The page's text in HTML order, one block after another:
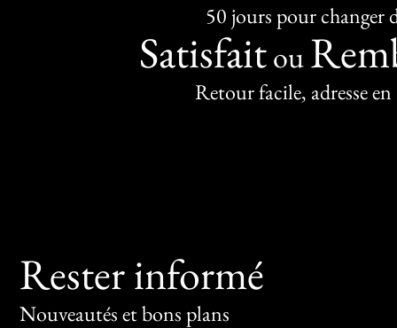
50 jours pour changer
Satisfaitou
Retour facile, adresse en
Rester informé
Nouveautés et bons plans